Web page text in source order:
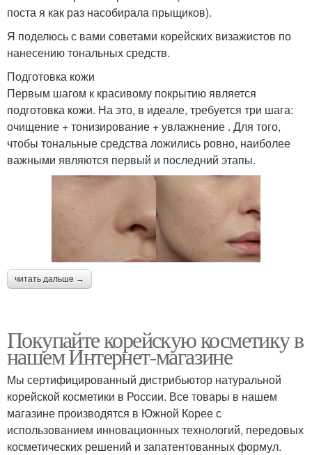
поста я как раз насобирала прыщиков).
Я поделюсь с вами советами корейских визажистов по
нанесению тональных средств.
Подготовка кожи
Первым шагом к красивому покрытию является
подготовка кожи. На это, в идеале, требуется три шага:
очищение + тонизирование + увлажнение . Для того,
чтобы тональные средства ложились ровно, наиболее
важными являются первый и последний этапы.
читать дальше →
Покупайте корейскую косметику в
нашем Интернет-магазине
Мы сертифицированный дистрибьютор натуральной
корейской косметики в России. Все товары в нашем
магазине производятся в Южной Корее с
использованием инновационных технологий, передовых
косметических решений и запатентованных формул.